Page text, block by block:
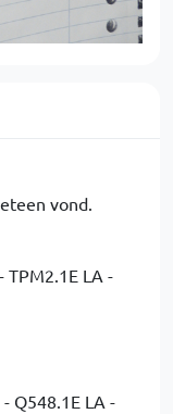
vond.
TPM2.1E LA -
Q548.1E LA -